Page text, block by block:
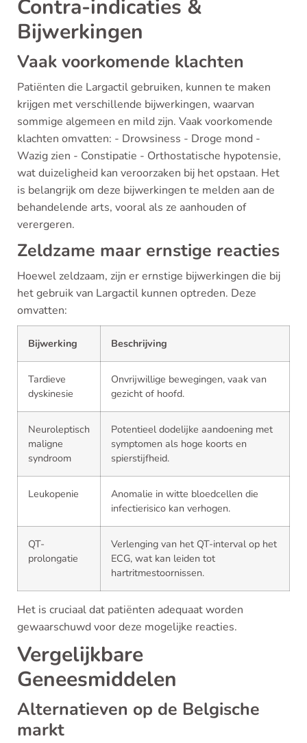
Contra-indicaties &
Bijwerkingen
Vaak voorkomende klachten
Patiënten die Largactil gebruiken, kunnen te maken
krijgen met verschillende bijwerkingen, waarvan
sommige algemeen en mild zijn. Vaak voorkomende
klachten omvatten: - Drowsiness - Droge mond -
Wazig zien - Constipatie - Orthostatische hypotensie,
wat duizeligheid kan veroorzaken bij het opstaan. Het
is belangrijk om deze bijwerkingen te melden aan de
behandelende arts, vooral als ze aanhouden of
verergeren.
Zeldzame maar ernstige reacties
Hoewel zeldzaam, zijn er ernstige bijwerkingen die bij
het gebruik van Largactil kunnen optreden. Deze
omvatten:
Bijwerking Beschrijving
Tardieve
dyskinesie
Onvrijwillige bewegingen, vaak van
gezicht of hoofd.
Neuroleptisch
maligne
syndroom
Potentieel dodelijke aandoening met
symptomen als hoge koorts en
spierstijfheid.
Leukopenie
Anomalie in witte bloedcellen die
infectierisico kan verhogen.
QT-
prolongatie
Verlenging van het QT-interval op het
ECG, wat kan leiden tot
hartritmestoornissen.
Het is cruciaal dat patiënten adequaat worden
gewaarschuwd voor deze mogelijke reacties.
Vergelijkbare
Geneesmiddelen
Alternatieven op de Belgische
markt